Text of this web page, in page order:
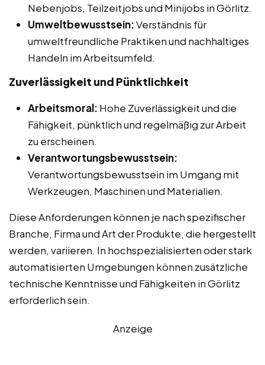
Nebenjobs, Teilzeitjobs und Minijobs in Görlitz.
Umweltbewusstsein:Verständnis für
umweltfreundliche Praktiken und nachhaltiges
Handeln im Arbeitsumfeld.
Zuverlässigkeit und Pünktlichkeit
Arbeitsmoral: Hohe Zuverlässigkeit und die
Fähigkeit, pünktlich und regelmäßig zur Arbeit
zu erscheinen.
Verantwortungsbewusstsein:
Verantwortungsbewusstsein im Umgang mit
Werkzeugen, Maschinen und Materialien.
Diese Anforderungen können je nach spezifischer
Branche, Firma und Art der Produkte, die hergestellt
werden, variieren. In hochspezialisierten oder stark
automatisierten Umgebungen können zusätzliche
technische Kenntnisse und Fähigkeiten in Görlitz
erforderlich sein.
Anzeige